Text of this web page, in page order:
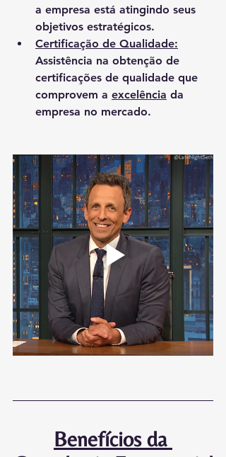
a empresa está atingindo seus
objetivos estratégicos.
Certificação de Qualidade:
Assistência na obtenção de
certificações de qualidade que
comprovem a excelência da
empresa no mercado.
Benefícios da